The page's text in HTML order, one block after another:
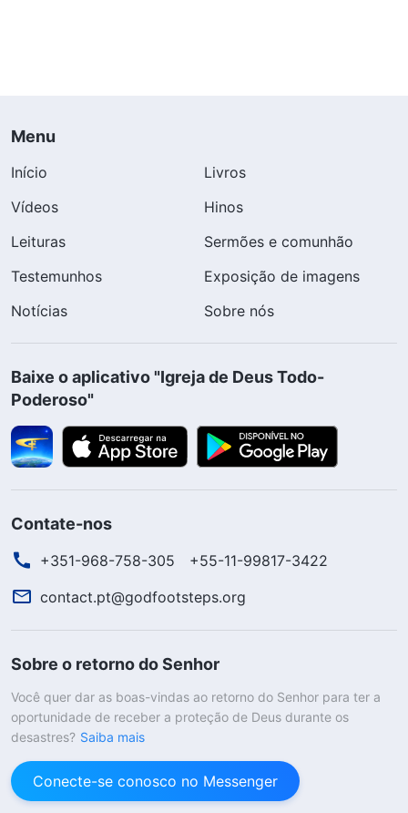
Menu
Início
Livros
Vídeos
Hinos
Leituras
Sermões e comunhão
Testemunhos
Exposição de imagens
Notícias
Sobre nós
Baixe o aplicativo "Igreja de Deus Todo-
Poderoso"
Contate-nos
+351-968-758-305
+55-11-99817-3422
contact.pt@godfootsteps.org
Sobre o retorno do Senhor
Você quer dar as boas-vindas ao retorno do Senhor para ter a
oportunidade de receber a proteção de Deus durante os
desastres? Saiba mais
Conecte-se conosco no Messenger